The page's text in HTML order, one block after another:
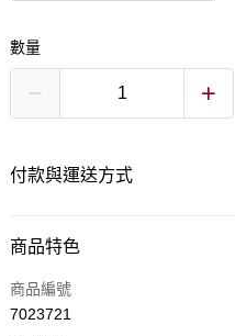
數量
付款與運送方式
付款方式
信用卡一次付款
商品特色
商品編號
7023721